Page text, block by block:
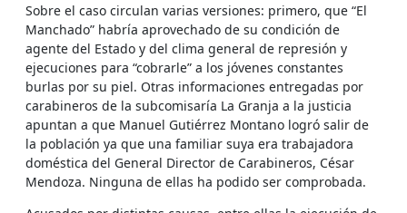
Sobre el caso circulan varias versiones: primero, que “El
Manchado” habría aprovechado de su condición de
agente del Estado y del clima general de represión y
ejecuciones para “cobrarle” a los jóvenes constantes
burlas por su piel. Otras informaciones entregadas por
carabineros de la subcomisaría La Granja a la justicia
apuntan a que Manuel Gutiérrez Montano logró salir de
la población ya que una familiar suya era trabajadora
doméstica del General Director de Carabineros, César
Mendoza. Ninguna de ellas ha podido ser comprobada.